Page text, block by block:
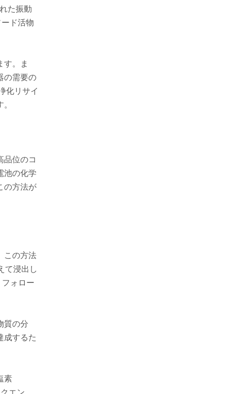
た振動
ド活物
す。ま
の需要の
化リサイ
品位のコ
池の化学
の方法が
この方法
て浸出し
ォロー
質の分
成するた
素
エン